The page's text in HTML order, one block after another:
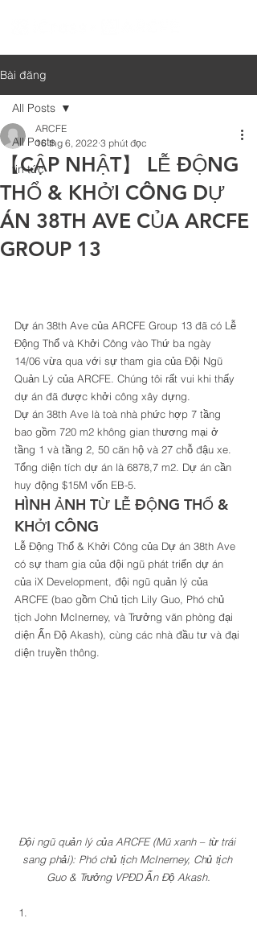
Bài đăng
All Posts
tin tức
All Posts
【CẬP NHẬT】 LỄ ĐỘNG
THỔ & KHỞI CÔNG DỰ
ÁN 38TH AVE CỦA ARCFE
GROUP 13
ARCFE
16 thg 6, 2022 3 phút đọc
Dự án 38th Ave của ARCFE Group 13 đã có Lễ
Động Thổ và Khởi Công vào Thứ ba ngày
14/06 vừa qua với sự tham gia của Đội Ngũ
Quản Lý của ARCFE. Chúng tôi rất vui khi thấy
dự án đã được khởi công xây dựng.
Dự án 38th Ave là toà nhà phức hợp 7 tầng
bao gồm 720 m2 không gian thương mại ở
tầng 1 và tầng 2, 50 căn hộ và 27 chỗ đậu xe.
Tổng diện tích dự án là 6878,7 m2. Dự án cần
huy động $15M vốn EB-5.
HÌNH ẢNH TỪ LỄ ĐỘNG THỔ &
KHỞI CÔNG
Lễ Động Thổ & Khởi Công của Dự án 38th Ave
có sự tham gia của đội ngũ phát triển dự án
của iX Development, đội ngũ quản lý của
ARCFE (bao gồm Chủ tịch Lily Guo, Phó chủ
tịch John McInerney, và Trưởng văn phòng đại
diện Ấn Độ Akash), cùng các nhà đầu tư và đại
diện truyền thông.
Đội ngũ quản lý của ARCFE (Mũ xanh – từ trái
sang phải): Phó chủ tịch McInerney, Chủ tịch
Guo & Trưởng VPĐD Ấn Độ Akash.